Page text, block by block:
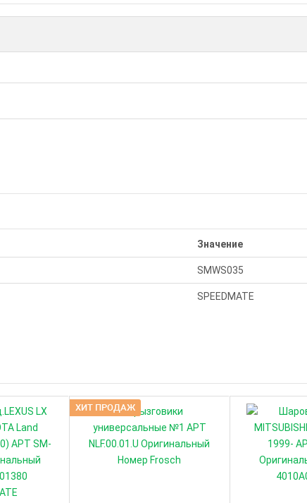
Значение
SMWS035
SPEEDMATE
ХИТ ПРОДАЖ